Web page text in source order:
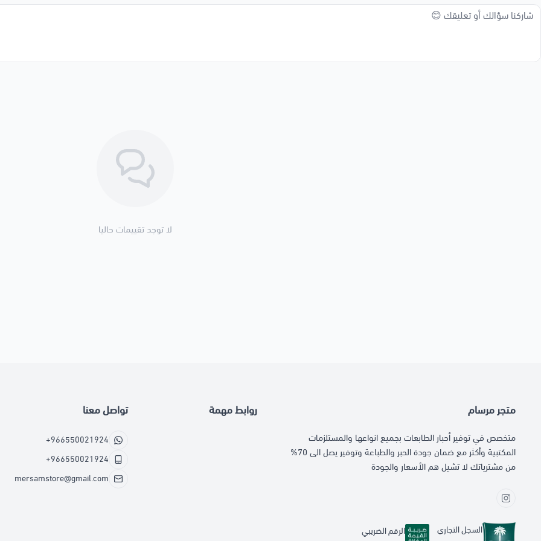
لا توجد تقييمات حاليا
متجر مرسام
متخصص في توفير أحبار الطابعات بجميع انواعها والمستلزمات
المكتبية وأكثر مع ضمان جودة الحبر والطباعة وتوفير يصل الى 70%
من مشترياتك لا تشيل هم الأسعار والجودة
السجل التجاري
الرقم الضريبي
روابط مهمة تواصل معنا
+966550021924
+966550021924
mersamstore@gmail.com